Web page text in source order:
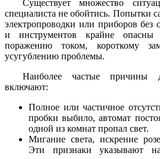
Существует множество
специалиста не обойтись. Попытки
электропроводки или приборов без
и инструментов крайне
поражению током, короткому
усугублению проблемы.
Наиболее частые причины
включают:
Полное или частичное
пробки выбило, автомат
одной из комнат пропал свет.
Мигание света, искрение
Эти признаки указывают